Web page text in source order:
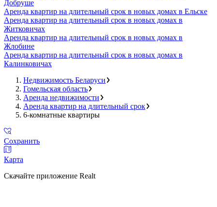
Добруше
Аренда квартир на длительный срок в новых домах в Ельске
Аренда квартир на длительный срок в новых домах в
Житковичах
Аренда квартир на длительный срок в новых домах в
Жлобине
Аренда квартир на длительный срок в новых домах в
Калинковичах
Недвижимость Беларуси
Гомельская область
Аренда недвижимости
Аренда квартир на длительный срок
6-комнатные квартиры
Сохранить
Карта
Скачайте приложение Realt